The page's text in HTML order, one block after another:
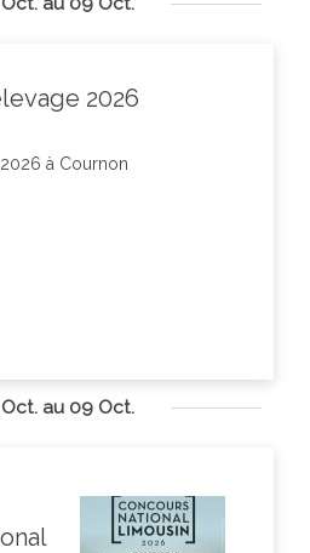
2026
à Cournon
au 09 Oct.